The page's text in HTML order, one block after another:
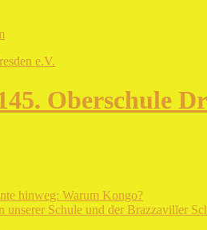
Oberschule
hinweg: Warum Kongo?
unserer Schule und der Brazzaviller